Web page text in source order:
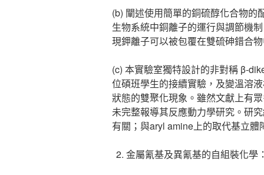
(b) 闡述使用簡單的銅硫醇化合物的
生物系統中銅離子的運行與調節機
現鉀離子可以被包覆在雙硫砷錯合
(c) 本實驗室獨特設計的非對稱 β-
位碩班學生的接續實驗，及變溫溶
狀態的雙聚化現象。雖然文獻上有
未完整報導其反應動力學研究。研
有關；與aryl amine上的取代基立體
金屬氰基及異氰基的自組裝化學